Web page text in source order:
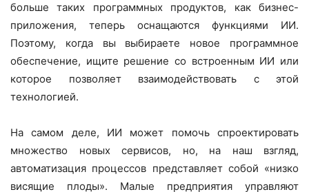
больше таких программных продуктов, как бизнес-
приложения, теперь оснащаются функциями ИИ.
Поэтому, когда вы выбираете новое программное
обеспечение, ищите решение со встроенным ИИ или
которое позволяет взаимодействовать с этой
технологией.
На самом деле, ИИ может помочь спроектировать
множество новых сервисов, но, на наш взгляд,
автоматизация процессов представляет собой «низко
висящие плоды». Малые предприятия управляют